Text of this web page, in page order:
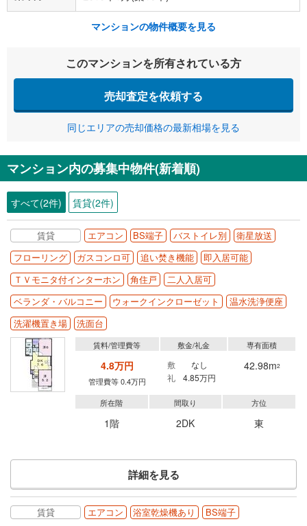
マンションの物件概要を見る
このマンションを所有されている方
売却査定を依頼する
同じエリアの売却価格の最新相場を見る
マンション内の募集中物件(新着順)
すべて(2件) 賃貸(2件)
賃貸 エアコン BS端子 バストイレ別
衛星放送
フローリング
ガスコンロ可 追い焚き機能
即入居可能
ＴＶモニタ付インターホン
角住戸
二人入居可
ベランダ・バルコニー
ウォークインクローゼット
温水洗浄便座
洗濯機置き場
洗面台
賃料/管理費等
4.8万円
管理費等 0.4万円
敷金/礼金
敷
なし
礼
4.85万円
専有面積
42.98m2
所在階
1階
間取り
2DK
方位
東
詳細を見る
賃貸 エアコン 浴室乾燥機あり
BS端子